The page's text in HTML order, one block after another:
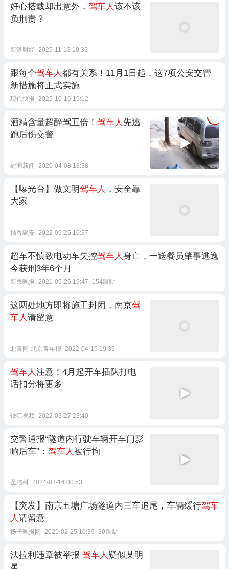
好心搭载却出意外， 驾车人 该不该
负刑责？
新浪财经 2025-11-13 10:36
跟每个驾车人都有关系！11月1日起，这7项公安交管
新措施将正式实施
现代快报 2025-10-16 19:12
酒精含量超醉驾五倍！ 驾车人 先逃
跑后伤交警
封面新闻 2020-04-08 18:38
【曝光台】做文明驾车人 ，安全靠
大家
桔香融安 2022-09-25 16:37
超车不慎致电动车失控驾车人身亡，一送餐员肇事逃逸
今获刑3年6个月
新民晚报 2021-05-26 19:47 154跟贴
这两处地方即将施工封闭，南京驾
车人请留意
北青网-北京青年报 2022-04-15 19:39
驾车人注意！4月起开车插队打电
话扣分将更多
钱江视频 2022-03-27 23:40
交警通报“隧道内行驶车辆开车门影
响后车”： 驾车人被行拘
圣洁树 2024-03-14 00:53
【突发】南京五塘广场隧道内三车追尾，车辆缓行驾车
人请留意
扬子晚报网 2021-02-25 10:39 30跟贴
法拉利违章被举报 驾车人 疑似某明